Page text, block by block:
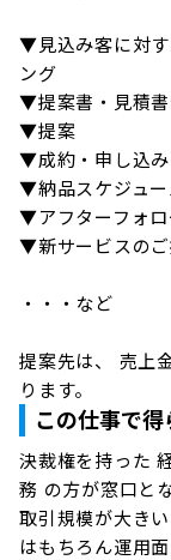
▼見込み客に対す
ング
▼提案書・見積
▼提案
▼成約・申し込み
▼納品スケジュ
▼アフターフォロ
▼新サービスの
・・・など
提案先は、 売上
ります。
この仕事で
決裁権を持った
務 の方が窓口と
取引規模が大き
はもちろん運用